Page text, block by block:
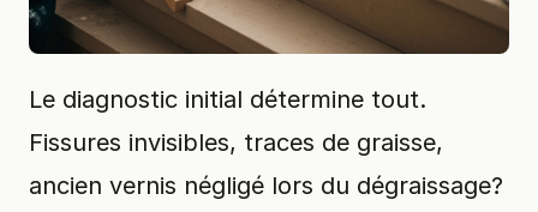
Le diagnostic initial détermine tout.
Fissures invisibles, traces de graisse,
ancien vernis négligé lors du dégraissage?